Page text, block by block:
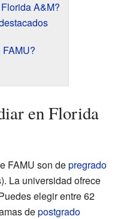
A&M?
en Florida
FAMU son depregrado
La universidad ofrece
elegir entre 62
depostgrado